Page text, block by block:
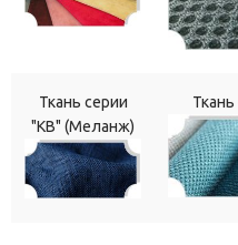
Ткань серии
"КВ" (Меланж)